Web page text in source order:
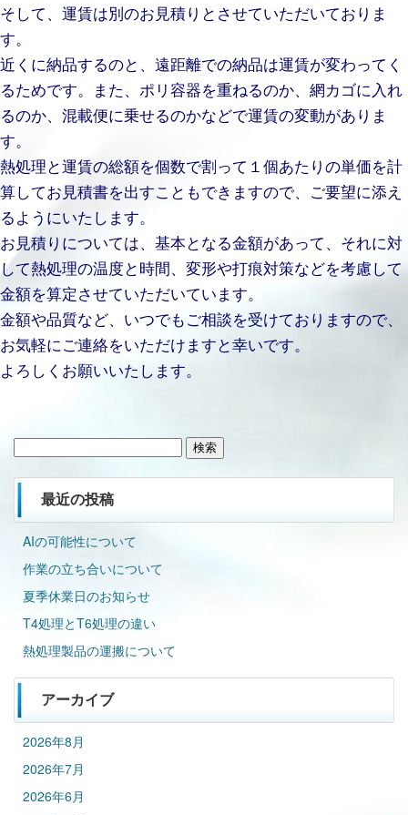
そして、運賃は別のお見積りとさせていただいておりま
す。
近くに納品するのと、遠距離での納品は運賃が変わってく
るためです。また、ポリ容器を重ねるのか、網カゴに入れ
るのか、混載便に乗せるのかなどで運賃の変動がありま
す。
熱処理と運賃の総額を個数で割って１個あたりの単価を計
算してお見積書を出すこともできますので、ご要望に添え
るようにいたします。
お見積りについては、基本となる金額があって、それに対
して熱処理の温度と時間、変形や打痕対策などを考慮して
金額を算定させていただいています。
金額や品質など、いつでもご相談を受けておりますので、
お気軽にご連絡をいただけますと幸いです。
よろしくお願いいたします。
最近の投稿
AIの可能性について
作業の立ち合いについて
夏季休業日のお知らせ
T4処理とT6処理の違い
熱処理製品の運搬について
アーカイブ
2026年8月
2026年7月
2026年6月